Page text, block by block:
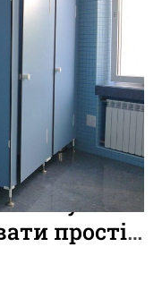
простір
в